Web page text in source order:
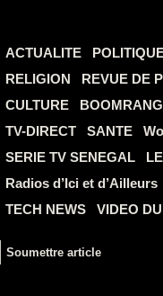
ACTUALITE
RELIGION
REVUE DE
CULTURE
BOOMRANG
TV-DIRECT
SANTE
SERIE TV SENEGAL
Radios d’Ici et d’Ailleurs
TECH NEWS
VIDEO
Soumettre article